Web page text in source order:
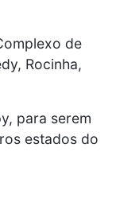
de
Rocinha,
para serem
estados do